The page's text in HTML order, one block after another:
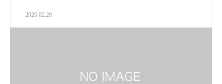
2026.02.20